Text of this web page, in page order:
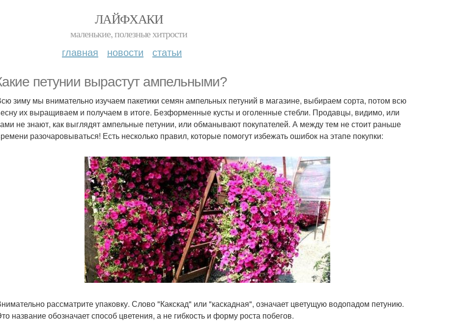
ЛАЙФХАКИ
маленькие, полезные хитрости
главная новости статьи
петунии вырастут ампельными?
зиму мы внимательно изучаем пакетики семян ампельных петуний в магазине, выбираем сорта, потом всю
их выращиваем и получаем в итоге. Безформенные кусты и оголенные стебли. Продавцы, видимо, или
не знают, как выглядят ампельные петунии, или обманывают покупателей. А между тем не стоит раньше
разочаровываться! Есть несколько правил, которые помогут избежать ошибок на этапе покупки:
рассматрите упаковку. Слово "Какскад" или "каскадная", означает цветущую водопадом петунию.
название обозначает способ цветения, а не гибкость и форму роста побегов.